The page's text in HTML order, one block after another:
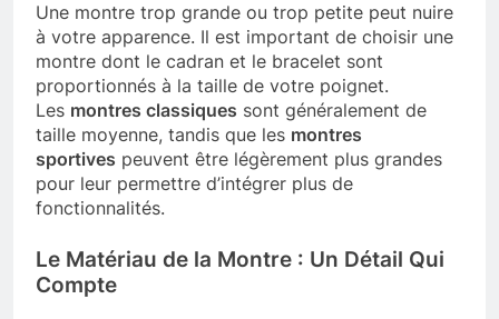
Une montre trop grande ou trop petite peut nuire
à votre apparence. Il est important de choisir une
montre dont le cadran et le bracelet sont
proportionnés à la taille de votre poignet.
Les montres classiques sont généralement de
taille moyenne, tandis que les montres
sportives peuvent être légèrement plus grandes
pour leur permettre d’intégrer plus de
fonctionnalités.
Le Matériau de la Montre : Un Détail Qui
Compte